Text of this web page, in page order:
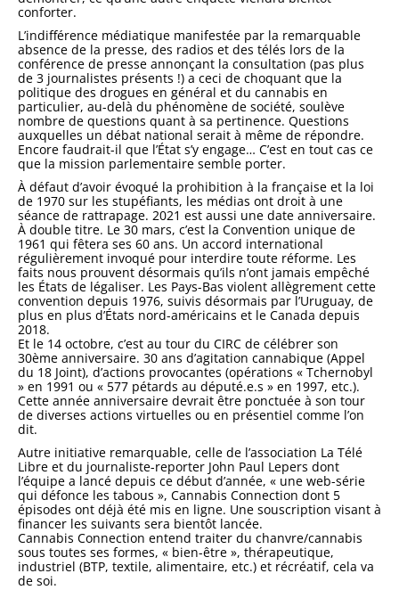
conforter.
L’indifférence médiatique manifestée par la remarquable
absence de la presse, des radios et des télés lors de la
conférence de presse annonçant la consultation (pas plus
de 3 journalistes présents !) a ceci de choquant que la
politique des drogues en général et du cannabis en
particulier, au-delà du phénomène de société, soulève
nombre de questions quant à sa pertinence. Questions
auxquelles un débat national serait à même de répondre.
Encore faudrait-il que l’État s’y engage… C’est en tout cas ce
que la mission parlementaire semble porter.
À défaut d’avoir évoqué la prohibition à la française et la loi
de 1970 sur les stupéfiants, les médias ont droit à une
séance de rattrapage. 2021 est aussi une date anniversaire.
À double titre. Le 30 mars, c’est la Convention unique de
1961 qui fêtera ses 60 ans. Un accord international
régulièrement invoqué pour interdire toute réforme. Les
faits nous prouvent désormais qu’ils n’ont jamais empêché
les États de légaliser. Les Pays-Bas violent allègrement cette
convention depuis 1976, suivis désormais par l’Uruguay, de
plus en plus d’États nord-américains et le Canada depuis
2018.
Et le 14 octobre, c’est au tour du CIRC de célébrer son
30ème anniversaire. 30 ans d’agitation cannabique (Appel
du 18 Joint), d’actions provocantes (opérations « Tchernobyl
» en 1991 ou « 577 pétards au député.e.s » en 1997, etc.).
Cette année anniversaire devrait être ponctuée à son tour
de diverses actions virtuelles ou en présentiel comme l’on
dit.
Autre initiative remarquable, celle de l’association La Télé
Libre et du journaliste-reporter John Paul Lepers dont
l’équipe a lancé depuis ce début d’année, « une web-série
qui défonce les tabous », Cannabis Connection dont 5
épisodes ont déjà été mis en ligne. Une souscription visant à
financer les suivants sera bientôt lancée.
Cannabis Connection entend traiter du chanvre/cannabis
sous toutes ses formes, « bien-être », thérapeutique,
industriel (BTP, textile, alimentaire, etc.) et récréatif, cela va
de soi.